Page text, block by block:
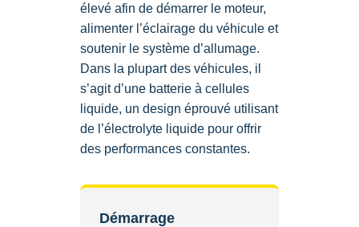
élevé afin de démarrer le moteur,
alimenter l’éclairage du véhicule et
soutenir le système d’allumage.
Dans la plupart des véhicules, il
s’agit d’une batterie à cellules
liquide, un design éprouvé utilisant
de l’électrolyte liquide pour offrir
des performances constantes.
Démarrage